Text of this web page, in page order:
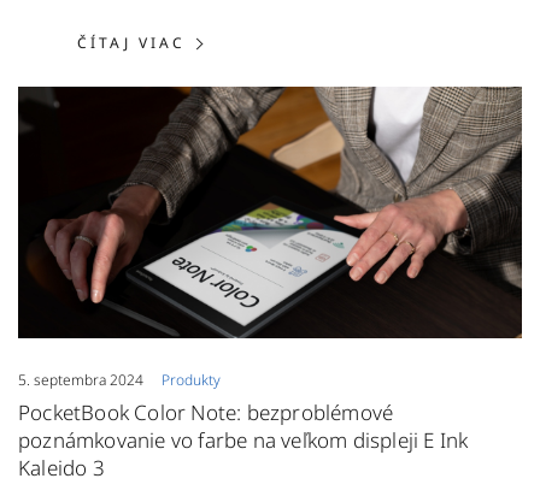
ČÍTAJ VIAC ČÍTAJ VIAC: POCKETBOOK
5. septembra 2024 Produkty
PocketBook Color Note: bezproblémové
poznámkovanie vo farbe na veľkom displeji E Ink
Kaleido 3